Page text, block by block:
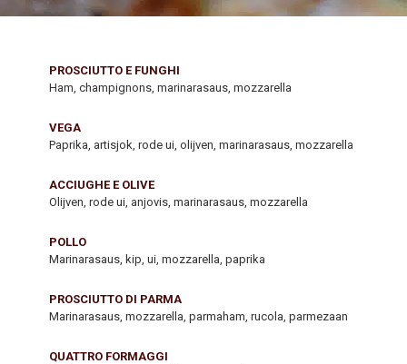
PROSCIUTTO E FUNGHI
Ham, champignons, marinarasaus, mozzarella
VEGA
Paprika, artisjok, rode ui, olijven, marinarasaus, mozzarella
ACCIUGHE E OLIVE
Olijven, rode ui, anjovis, marinarasaus, mozzarella
POLLO
Marinarasaus, kip, ui, mozzarella, paprika
PROSCIUTTO DI PARMA
Marinarasaus, mozzarella, parmaham, rucola, parmezaan
QUATTRO FORMAGGI